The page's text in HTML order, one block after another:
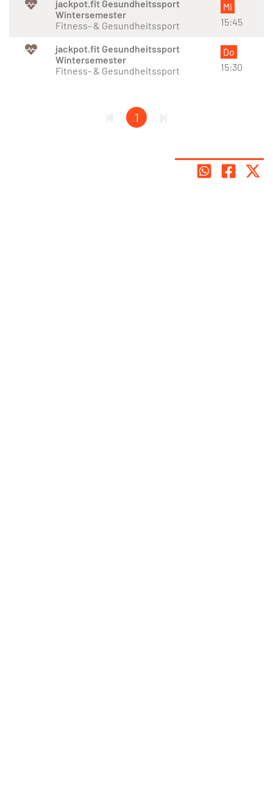
jackpot.fit Gesundheitssport
Wintersemester
Fitness- & Gesundheitssport
Mi
15:45
jackpot.fit Gesundheitssport
Wintersemester
Fitness- & Gesundheitssport
Do
15:30
1